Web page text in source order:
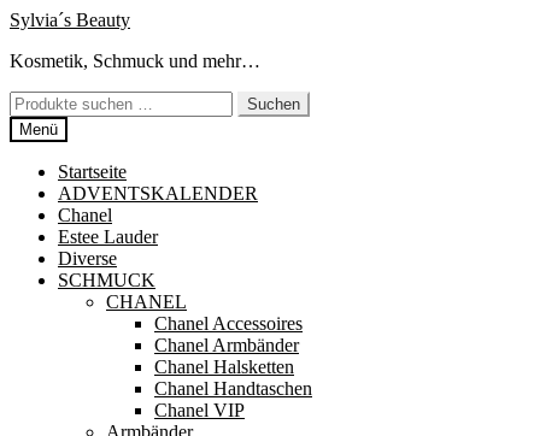
Zur
springen
Zum
springen
Sylvia´s Beauty
Kosmetik, Schmuck und mehr…
Suchen
nach:
Suchen
Menü
Startseite
ADVENTSKALENDER
Chanel
Estee Lauder
Diverse
SCHMUCK
CHANEL
Chanel Accessoires
Chanel Armbänder
Chanel Halsketten
Chanel Handtaschen
Chanel VIP
Armbänder